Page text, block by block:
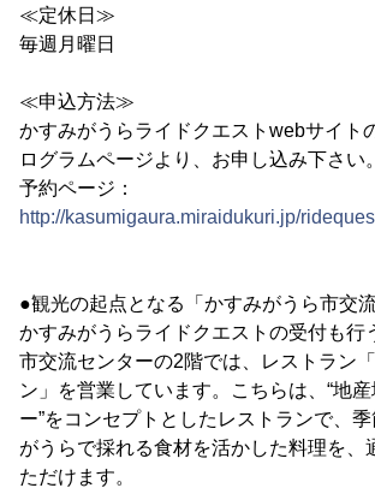
≪定休日≫
毎週月曜日
≪申込方法≫
かすみがうらライドクエストwebサイト
ログラムページより、お申し込み下さい。
予約ページ：
http://kasumigaura.miraidukuri.jp/
●観光の起点となる「かすみがうら市交流
かすみがうらライドクエストの受付も行
市交流センターの2階では、レストラン
ン」を営業しています。こちらは、“地
ー”をコンセプトとしたレストランで、
がうらで採れる食材を活かした料理を、
ただけます。